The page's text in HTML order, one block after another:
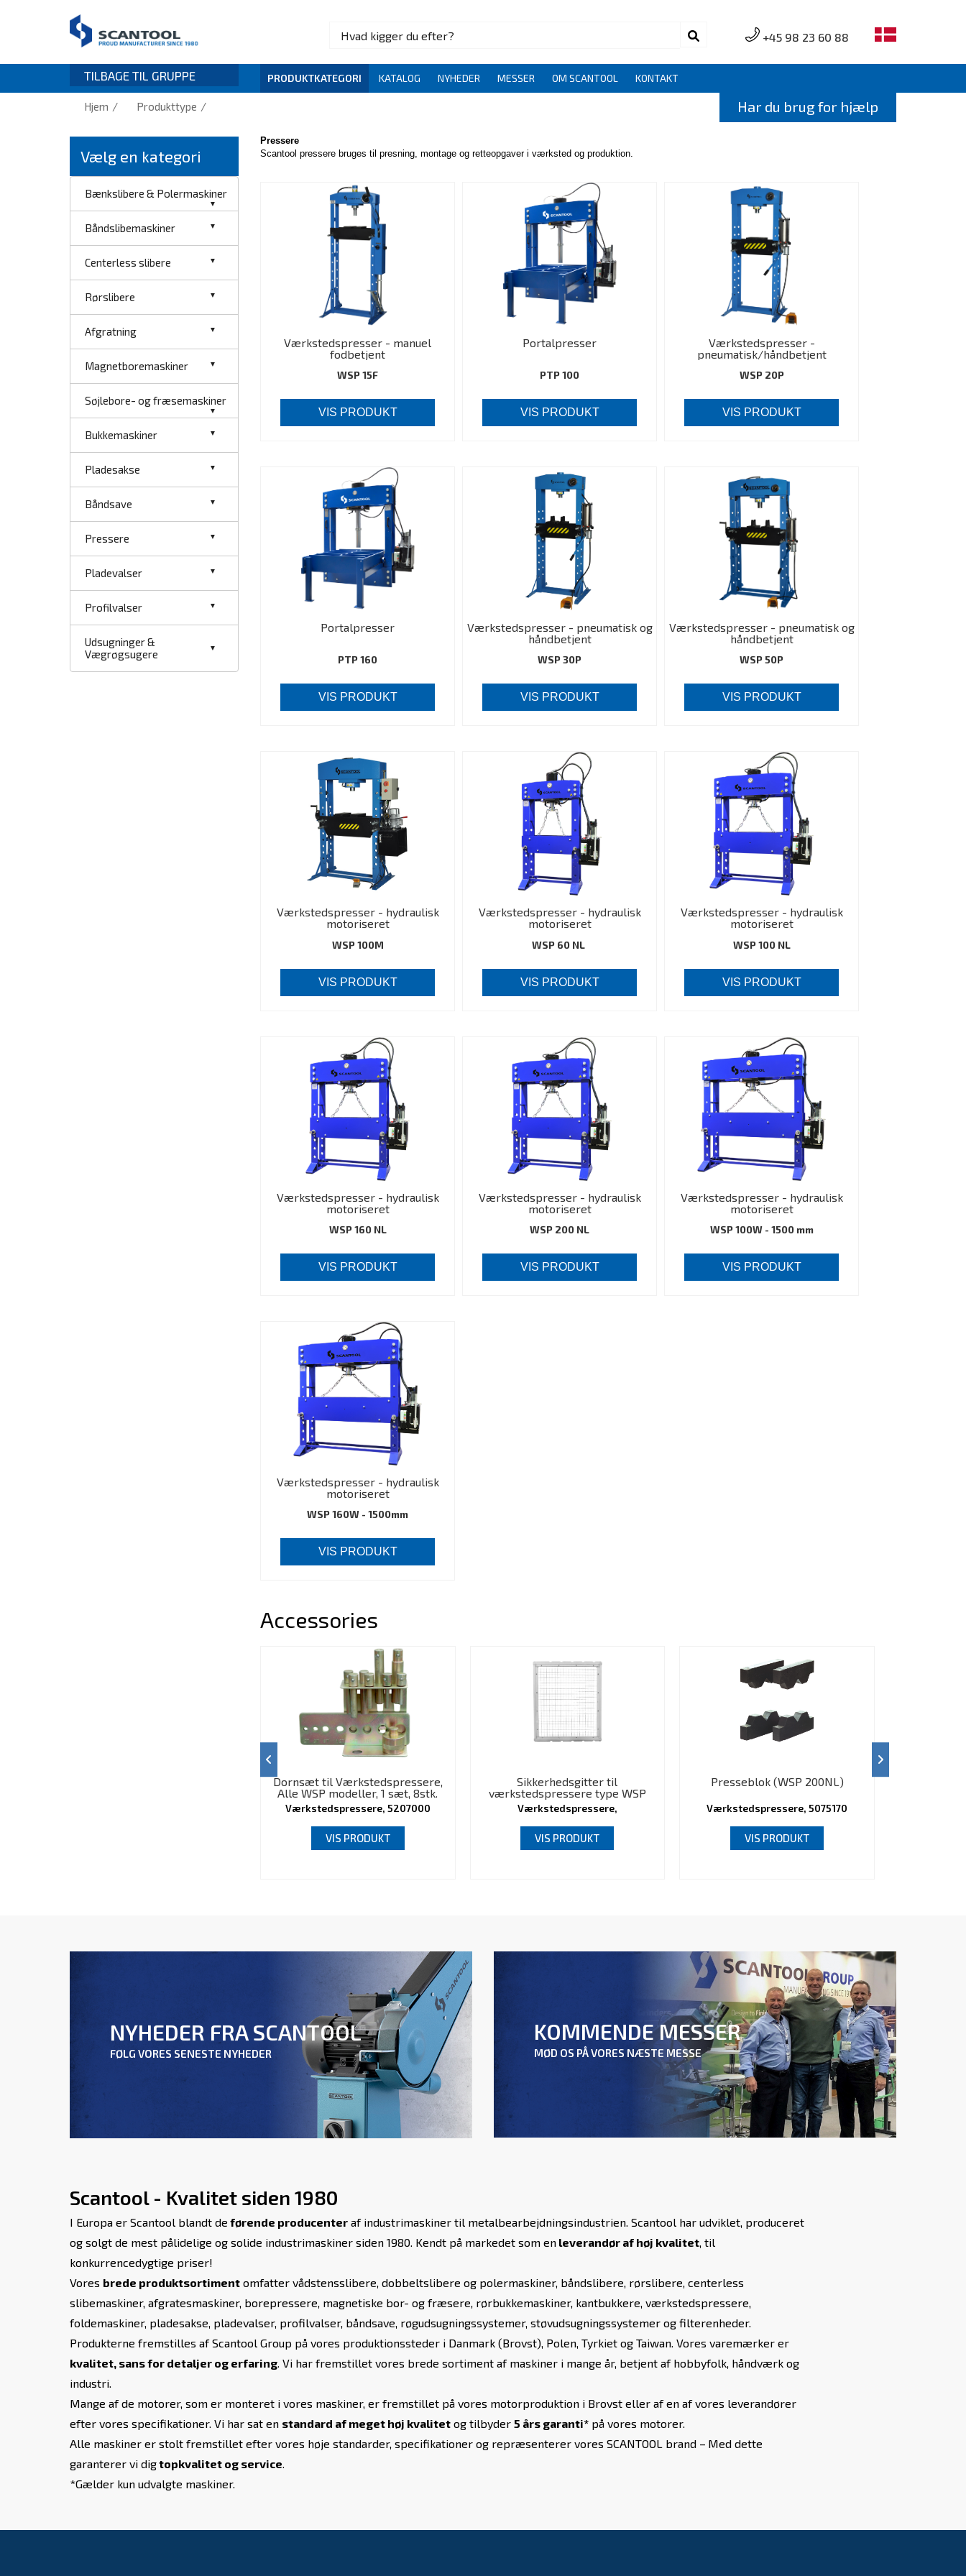
+45 98 23 60 88
TILBAGE TIL GRUPPE PRODUKTKATEGORI KATALOG NYHEDER MESSER OM SCANTOOL KONTAKT
Hjem / Produkttype / Har du brug for hjælp
Vælg en kategori
Bænkslibere & Polermaskiner
Båndslibemaskiner
Centerless slibere
Rørslibere
Afgratning
Magnetboremaskiner
Søjlebore- og fræsemaskiner
Bukkemaskiner
Pladesakse
Båndsave
Pressere
Pladevalser
Profilvalser
Udsugninger &
Vægrøgsugere
Pressere
Scantool pressere bruges til presning, montage og retteopgaver i værksted og produktion.
Værkstedspresser - manuel
fodbetjent
WSP 15F
VIS PRODUKT
Portalpresser
PTP 100
VIS PRODUKT
Værkstedspresser -
pneumatisk/håndbetjent
WSP 20P
VIS PRODUKT
Portalpresser
PTP 160
VIS PRODUKT
Værkstedspresser - pneumatisk og
håndbetjent
WSP 30P
VIS PRODUKT
Værkstedspresser - pneumatisk og
håndbetjent
WSP 50P
VIS PRODUKT
Værkstedspresser - hydraulisk
motoriseret
WSP 100M
VIS PRODUKT
Værkstedspresser - hydraulisk
motoriseret
WSP 60 NL
VIS PRODUKT
Værkstedspresser - hydraulisk
motoriseret
WSP 100 NL
VIS PRODUKT
Værkstedspresser - hydraulisk
motoriseret
WSP 160 NL
VIS PRODUKT
Værkstedspresser - hydraulisk
motoriseret
WSP 200 NL
VIS PRODUKT
Værkstedspresser - hydraulisk
motoriseret
WSP 100W - 1500 mm
VIS PRODUKT
Værkstedspresser - hydraulisk
motoriseret
WSP 160W - 1500mm
VIS PRODUKT
Accessories
Dornsæt til Værkstedspressere,
Alle WSP modeller, 1 sæt, 8stk.
Værkstedspressere, 5207000
VIS PRODUKT
Sikkerhedsgitter til
værkstedspressere type WSP
Værkstedspressere,
VIS PRODUKT
Presseblok (WSP 200NL)
Værkstedspressere, 5075170
VIS PRODUKT
NYHEDER FRA SCANTOOL
FØLG VORES SENESTE NYHEDER
KOMMENDE MESSER
MØD OS PÅ VORES NÆSTE MESSE
Scantool - Kvalitet siden 1980
I Europa er Scantool blandt de førende producenter af industrimaskiner til metalbearbejdningsindustrien. Scantool har udviklet, produceret
og solgt de mest pålidelige og solide industrimaskiner siden 1980. Kendt på markedet som en leverandør af høj kvalitet, til
konkurrencedygtige priser!
Vores brede produktsortiment omfatter vådstensslibere, dobbeltslibere og polermaskiner, båndslibere, rørslibere, centerless
slibemaskiner, afgratesmaskiner, borepressere, magnetiske bor- og fræsere, rørbukkemaskiner, kantbukkere, værkstedspressere,
foldemaskiner, pladesakse, pladevalser, profilvalser, båndsave, røgudsugningssystemer, støvudsugningssystemer og filterenheder.
Produkterne fremstilles af Scantool Group på vores produktionssteder i Danmark (Brovst), Polen, Tyrkiet og Taiwan. Vores varemærker er
kvalitet, sans for detaljer og erfaring. Vi har fremstillet vores brede sortiment af maskiner i mange år, betjent af hobbyfolk, håndværk og
industri.
Mange af de motorer, som er monteret i vores maskiner, er fremstillet på vores motorproduktion i Brovst eller af en af vores leverandører
efter vores specifikationer. Vi har sat en standard af meget høj kvalitet og tilbyder 5 års garanti* på vores motorer.
Alle maskiner er stolt fremstillet efter vores høje standarder, specifikationer og repræsenterer vores SCANTOOL brand – Med dette
garanterer vi digtopkvalitet og service.
*Gælder kun udvalgte maskiner.